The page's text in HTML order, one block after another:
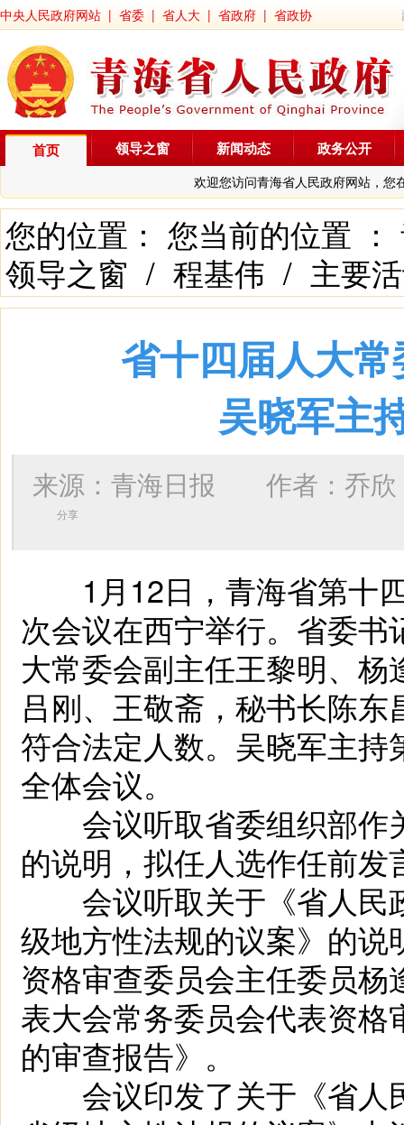
中央人民政府网站 | 省委 | 省人大 | 省政府 | 省政协
首页
欢迎您访问青海省人民政府网站，您
领导之窗 新闻动态 政务公开
您的位置： 您当前的位置 ：
领导之窗 / 程基伟 / 主要
省十四届人大
吴晓军主
来源：青海日报 作者： 乔欣
分享
1月12日，青海省第十四
次会议在西宁举行。省委
大常委会副主任王黎明、
吕刚、王敬斋，秘书长陈
符合法定人数。吴晓军主
全体会议。
会议听取省委组织部作
的说明，拟任人选作任前发
会议听取关于《省人民
级地方性法规的议案》的
资格审查委员会主任委员
表大会常务委员会代表资
的审查报告》。
会议印发了关于《省人